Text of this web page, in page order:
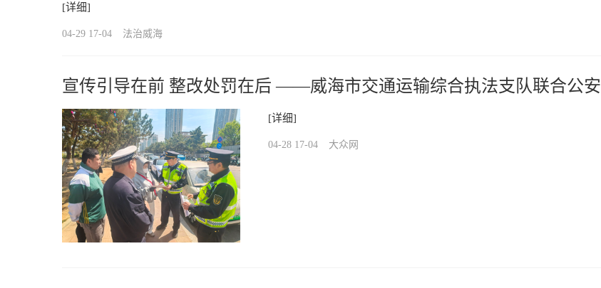
[详细]
04-29 17-04 法治威海
宣传引导在前 整改处罚在后 ——威海市交通运输综合执法支队联合公安
交管部门开展环海路租赁车辆说理式执法宣传
[详细]
04-28 17-04 大众网